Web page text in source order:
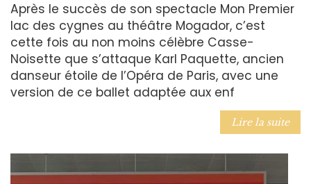
Après le succès de son spectacle Mon Premier
lac des cygnes au théâtre Mogador, c’est
cette fois au non moins célèbre Casse-
Noisette que s’attaque Karl Paquette, ancien
danseur étoile de l’Opéra de Paris, avec une
version de ce ballet adaptée aux enf
Lire la suite